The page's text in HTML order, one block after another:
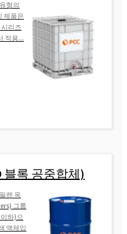
킬렌글리콜에테르)
킬렌글리콜에테르)
킬렌글리콜에테르)
옥시알킬렌 지방 알코
형의
제품은
시리즈
적용...
블록 공중합체)
렌 옥
그룹
하)으
액체입